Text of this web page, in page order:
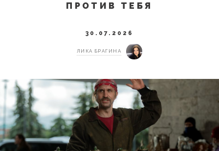
ПРОТИВ ТЕБЯ
30.07.2026
ЛИКА БРАГИНА